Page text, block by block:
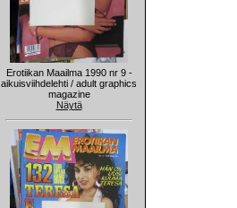
Erotiikan Maailma 1990 nr 9 -
aikuisviihdelehti / adult graphics
magazine
Näytä